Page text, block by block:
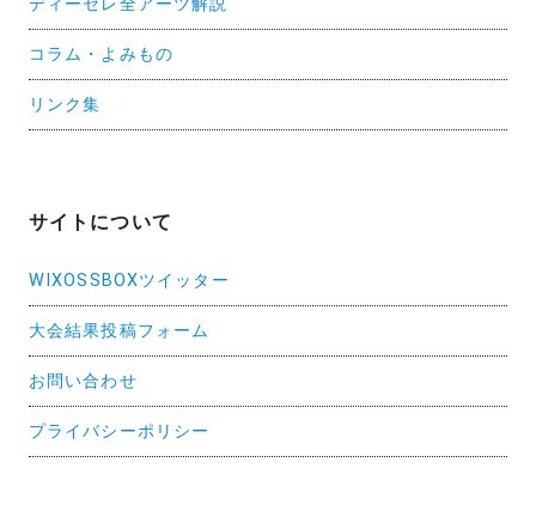
ディーセレ全アーツ解説
コラム・よみもの
リンク集
サイトについて
WIXOSSBOXツイッター
大会結果投稿フォーム
お問い合わせ
プライバシーポリシー